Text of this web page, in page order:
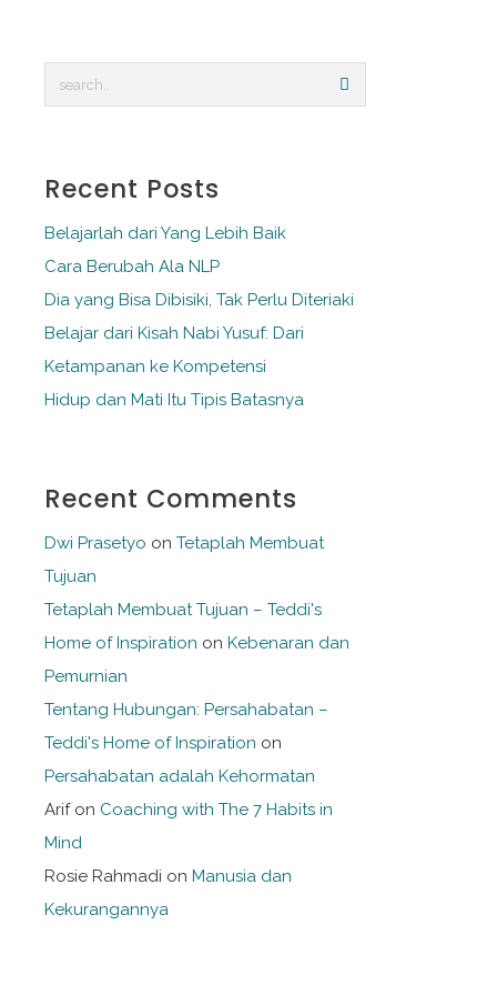
Recent Posts
Belajarlah dari Yang Lebih Baik
Cara Berubah Ala NLP
Dia yang Bisa Dibisiki, Tak Perlu Diteriaki
Belajar dari Kisah Nabi Yusuf: Dari
Ketampanan ke Kompetensi
Hidup dan Mati Itu Tipis Batasnya
Recent Comments
Dwi Prasetyo on Tetaplah Membuat
Tujuan
Tetaplah Membuat Tujuan – Teddi's
Home of Inspiration on Kebenaran dan
Pemurnian
Tentang Hubungan: Persahabatan –
Teddi's Home of Inspiration on
Persahabatan adalah Kehormatan
Arifon Coaching with The 7 Habits in
Mind
Rosie Rahmadi on Manusia dan
Kekurangannya